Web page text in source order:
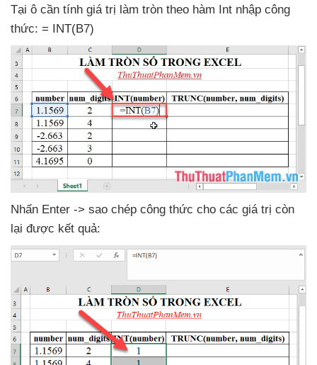
Tại ô cần tính giá trị làm tròn theo hàm Int nhập công
thức: = INT(B7)
Nhấn Enter -> sao chép công thức cho các giá trị còn
lại được kết quả: